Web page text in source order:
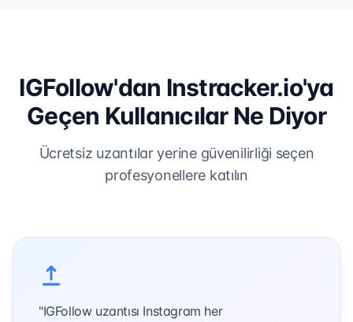
IGFollow'dan Instracker.io'ya
Geçen Kullanıcılar Ne Diyor
Ücretsiz uzantılar yerine güvenilirliği seçen
profesyonellere katılın
"IGFollow uzantısı Instagram her